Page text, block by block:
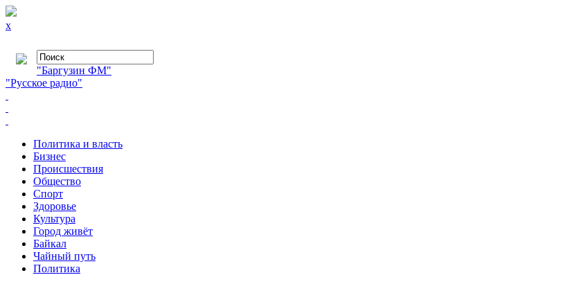
x
"Баргузин ФМ"
"Русское радио"
Политика и власть
Бизнес
Происшествия
Общество
Cпорт
Здоровье
Культура
Город живёт
Байкал
Чайный путь
Политика